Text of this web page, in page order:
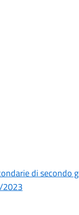
di secondo
2023